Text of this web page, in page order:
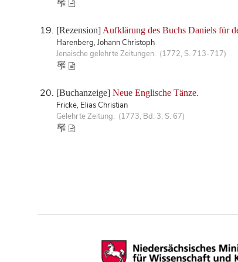
[Rezension] Aufklärung des Buchs Daniels für
Harenberg, Johann Christoph
Jenaische gelehrte Zeitungen. (1772, S. 713-717)
[Buchanzeige] Neue Englische Tänze.
Fricke, Elias Christian
Gelehrte Zeitung. (1773, Bd. 3, S. 67)